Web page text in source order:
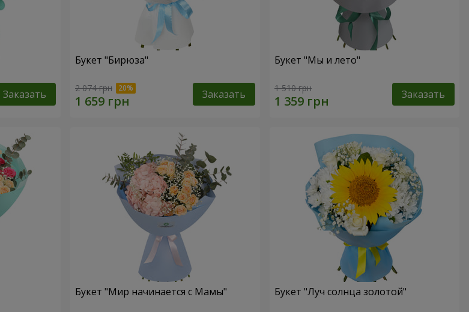
Заказать
Букет "Бирюза"
2 074 грн Заказать
Букет "Мы и лето"
1 510 грн Заказать
Букет "Мир начинается с Мамы" Букет "Луч солнца золотой"